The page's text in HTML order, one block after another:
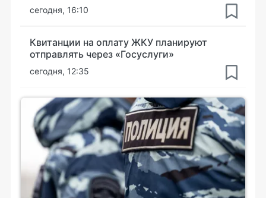
сегодня, 16:10
Квитанции на оплату ЖКУ планируют
отправлять через «Госуслуги»
сегодня, 12:35